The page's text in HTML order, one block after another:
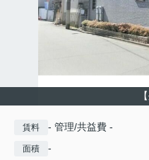
賃料 - 管理/共益費 -
面積 -